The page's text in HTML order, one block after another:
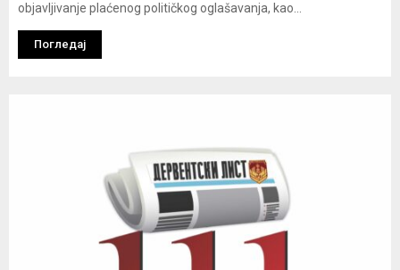
objavljivanje plaćenog političkog oglašavanja, kao...
Погледај